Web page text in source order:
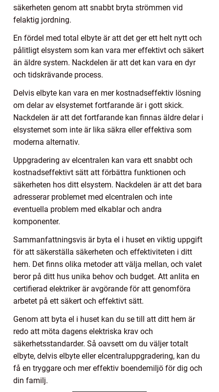
säkerheten genom att snabbt bryta strömmen vid
felaktig jordning.
En fördel med total elbyte är att det ger ett helt nytt och
pålitligt elsystem som kan vara mer effektivt och säkert
än äldre system. Nackdelen är att det kan vara en dyr
och tidskrävande process.
Delvis elbyte kan vara en mer kostnadseffektiv lösning
om delar av elsystemet fortfarande är i gott skick.
Nackdelen är att det fortfarande kan finnas äldre delar i
elsystemet som inte är lika säkra eller effektiva som
moderna alternativ.
Uppgradering av elcentralen kan vara ett snabbt och
kostnadseffektivt sätt att förbättra funktionen och
säkerheten hos ditt elsystem. Nackdelen är att det bara
adresserar problemet med elcentralen och inte
eventuella problem med elkablar och andra
komponenter.
Sammanfattningsvis är byta el i huset en viktig uppgift
för att säkerställa säkerheten och effektiviteten i ditt
hem. Det finns olika metoder att välja mellan, och valet
beror på ditt hus unika behov och budget. Att anlita en
certifierad elektriker är avgörande för att genomföra
arbetet på ett säkert och effektivt sätt.
Genom att byta el i huset kan du se till att ditt hem är
redo att möta dagens elektriska krav och
säkerhetsstandarder. Så oavsett om du väljer totalt
elbyte, delvis elbyte eller elcentraluppgradering, kan du
få en tryggare och mer effektiv boendemiljö för dig och
din familj.